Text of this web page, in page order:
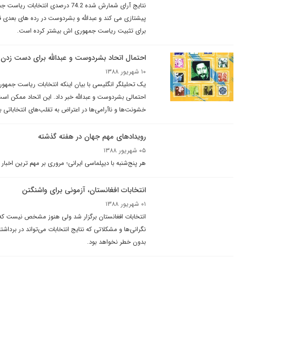
نتایج آرای شمارش شده 74.2
برای تثبیت ریاست جمهوری اش بیشتر کرده است.
احتمال اتحاد بشردوست و عبدالله برای دست
۱۰ شهریور ۱۳۸۸
یک تحلیلگر انگلیسی با بیان اینکه انتخابات ریاست
احتمالی بشردوست و عبدالله خبر داد. اين اتحاد ممکن
خشونت‌ها و ناآرامى‌ها در اعتراض به تقلب‌های انتخاباتى
رویدادهای مهم جهان در هفته گذشته
۰۵ شهریور ۱۳۸۸
هر پنج‌شنبه با ديپلماسى ايرانى؛ مروری بر مهم ترین
انتخابات افغانستان، آزمونی برای واشنگتن
۰۱ شهریور ۱۳۸۸
انتخابات افغانستان برگزار شد ولی هنوز مشخص
نگرانی‌ها و مشکلاتی که نتایج انتخابات می‌تواند در
بدون خطر نخواهد بود.